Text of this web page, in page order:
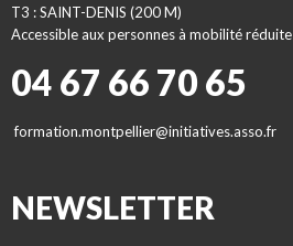
T3 : SAINT-DENIS (200 M)
Accessible aux personnes à mobilité réduite
04 67 66 70 65
formation.montpellier@initiatives.asso.fr
NEWSLETTER